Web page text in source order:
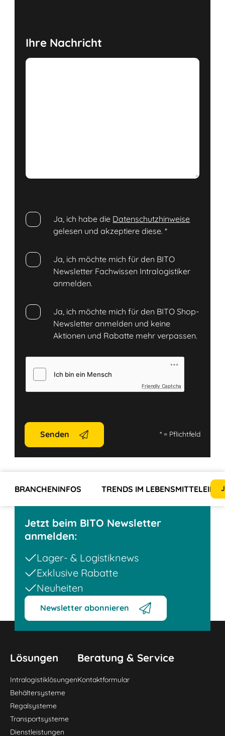
Ihre Nachricht
Ja, ich habe die Datenschutzhinweise
gelesen und akzeptiere diese.*
Ja, ich möchte mich für den BITO
Newsletter Fachwissen Intralogistiker
anmelden.
Ja, ich möchte mich für den BITO Shop-
Newsletter anmelden und keine
Aktionen und Rabatte mehr verpassen.
Friendly Captcha
Senden *= Pflichtfeld
BRANCHENINFOS TRENDS IM
Jetzt beim BITO Newsletter
anmelden:
Lager- & Logistiknews
Exklusive Rabatte
Neuheiten
Newsletter abonnieren
Lösungen
Intralogistiklösungen
Behältersysteme
Regalsysteme
Transportsysteme
Dienstleistungen
Beratung & Service
Kontaktformular